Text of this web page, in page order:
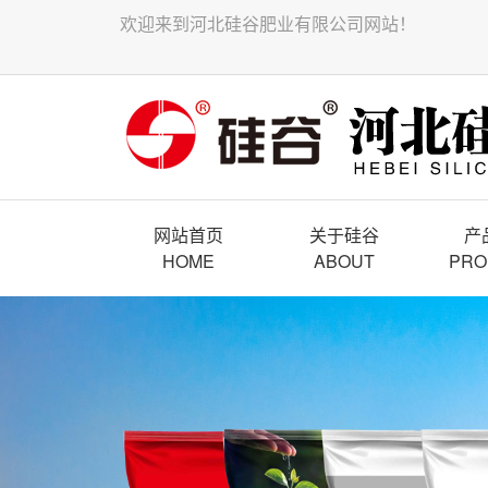
欢迎来到河北硅谷肥业有限公司网站！
网站首页
HOME
关于硅谷
ABOUT
产